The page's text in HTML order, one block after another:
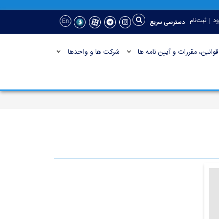
| ثبت‌نام En دسترسی سریع
قوانین، مقررات و آیین نامه ها شرکت ها و واحدها